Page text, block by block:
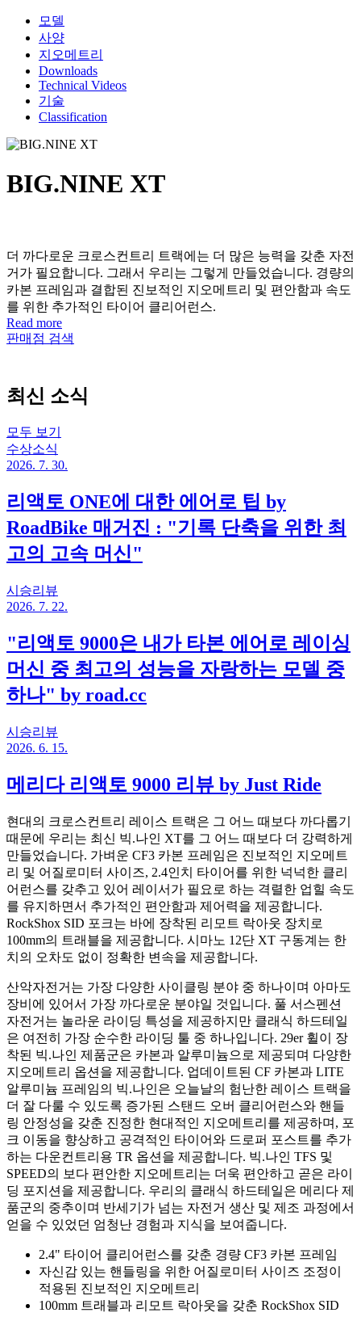
모델
사양
지오메트리
Downloads
Technical Videos
기술
Classification
BIG.NINE XT
더 까다로운 크로스컨트리 트랙에는 더 많은 능력을 갖춘 자전
거가 필요합니다. 그래서 우리는 그렇게 만들었습니다. 경량의
카본 프레임과 결합된 진보적인 지오메트리 및 편안함과 속도
를 위한 추가적인 타이어 클리어런스.
Read more
판매점 검색
최신 소식
모두 보기
수상소식
2026. 7. 30.
리액토 ONE에 대한 에어로 팁 by
RoadBike 매거진 : "기록 단축을 위한 최
고의 고속 머신"
시승리뷰
2026. 7. 22.
"리액토 9000은 내가 타본 에어로 레이싱
머신 중 최고의 성능을 자랑하는 모델 중
하나" by road.cc
시승리뷰
2026. 6. 15.
메리다 리액토 9000 리뷰 by Just Ride
현대의 크로스컨트리 레이스 트랙은 그 어느 때보다 까다롭기
때문에 우리는 최신 빅.나인 XT를 그 어느 때보다 더 강력하게
만들었습니다. 가벼운 CF3 카본 프레임은 진보적인 지오메트
리 및 어질로미터 사이즈, 2.4인치 타이어를 위한 넉넉한 클리
어런스를 갖추고 있어 레이서가 필요로 하는 격렬한 업힐 속도
를 유지하면서 추가적인 편안함과 제어력을 제공합니다.
RockShox SID 포크는 바에 장착된 리모트 락아웃 장치로
100mm의 트래블을 제공합니다. 시마노 12단 XT 구동계는 한
치의 오차도 없이 정확한 변속을 제공합니다.
산악자전거는 가장 다양한 사이클링 분야 중 하나이며 아마도
장비에 있어서 가장 까다로운 분야일 것입니다. 풀 서스펜션
자전거는 놀라운 라이딩 특성을 제공하지만 클래식 하드테일
은 여전히 가장 순수한 라이딩 툴 중 하나입니다. 29er 휠이 장
착된 빅.나인 제품군은 카본과 알루미늄으로 제공되며 다양한
지오메트리 옵션을 제공합니다. 업데이트된 CF 카본과 LITE
알루미늄 프레임의 빅.나인은 오늘날의 험난한 레이스 트랙을
더 잘 다룰 수 있도록 증가된 스탠드 오버 클리어런스와 핸들
링 안정성을 갖춘 진정한 현대적인 지오메트리를 제공하며, 포
크 이동을 향상하고 공격적인 타이어와 드로퍼 포스트를 추가
하는 다운컨트리용 TR 옵션을 제공합니다. 빅.나인 TFS 및
SPEED의 보다 편안한 지오메트리는 더욱 편안하고 곧은 라이
딩 포지션을 제공합니다. 우리의 클래식 하드테일은 메리다 제
품군의 중추이며 반세기가 넘는 자전거 생산 및 제조 과정에서
얻을 수 있었던 엄청난 경험과 지식을 보여줍니다.
2.4" 타이어 클리어런스를 갖춘 경량 CF3 카본 프레임
자신감 있는 핸들링을 위한 어질로미터 사이즈 조정이
적용된 진보적인 지오메트리
100mm 트래블과 리모트 락아웃을 갖춘 RockShox SID